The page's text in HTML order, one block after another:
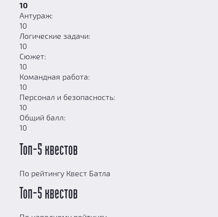
10
Антураж:
10
Логические задачи:
10
Сюжет:
10
Командная работа:
10
Персонал и безопасность:
10
Общий балл:
10
Топ-5 квестов
По рейтингу Квест Батла
Топ-5 квестов